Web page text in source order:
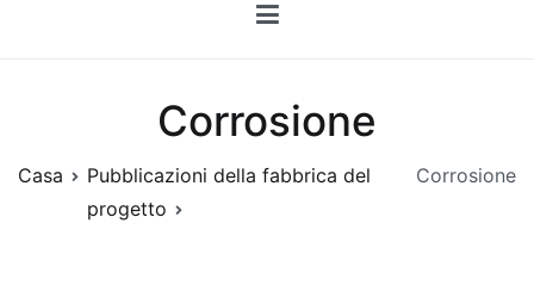
Corrosione
Casa
Pubblicazioni della fabbrica del
progetto
Corrosione